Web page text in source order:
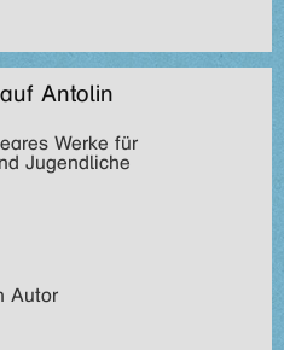
Antolin
Werke für
Jugendliche
Autor